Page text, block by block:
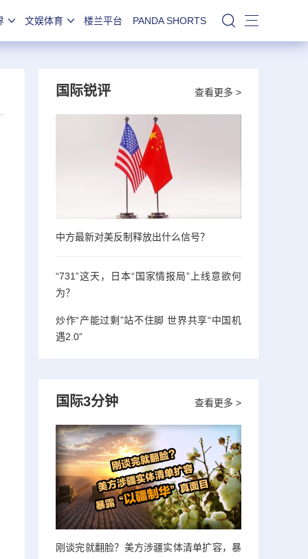
文娱体育 楼兰平台 PANDA SHORTS 站内搜索
查看更多 >
国际锐评
中方最新对美反制释放出什么信号？
“731”这天，日本“国家情报局”上线意欲何
为？
炒作“产能过剩”站不住脚 世界共享“中国机
遇2.0”
查看更多 >
国际3分钟
刚谈完就翻脸？美方涉疆实体清单扩容，暴